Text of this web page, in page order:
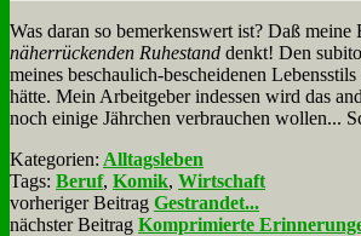
Was dar­an so be­mer­kens­wert ist? Daß mei­ne
nä­her­rücken­den Ru­he­stand denkt! Den
mei­nes be­schau­lich-be­schei­de­nen
hät­te. Mein Ar­beit­ge­ber in­des­sen wird das
noch ei­ni­ge Jähr­chen ver­brau­chen wol­len...
Kategorien: Alltagsleben
Tags: Beruf, Komik, Wirtschaft
vorheriger Beitrag Gestrandet...
nächster Beitrag Komprimierte